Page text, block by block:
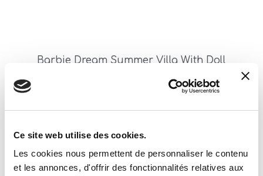
Ce site web utilise des cookies.
Les cookies nous permettent de personnaliser le contenu
et les annonces, d'offrir des fonctionnalités relatives aux
Barbie Dream Summer Villa With Doll